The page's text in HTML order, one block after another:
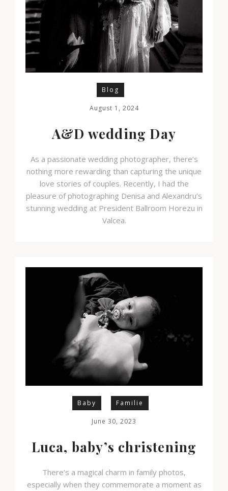
Blog
August 1, 2024
A&D wedding Day
As a passionate wedding photographer, there’s
nothing more rewarding than capturing the unique
love stories of couples. Recently, I had the
pleasure of photographing Denisa and Alexandru’s
stunning wedding at President Ballroom Horezu in
Valcea.
Baby Familie
June 30, 2023
Luca, baby’s christening
There’s a magical charm in family photos,
especially when they commemorate a moment as